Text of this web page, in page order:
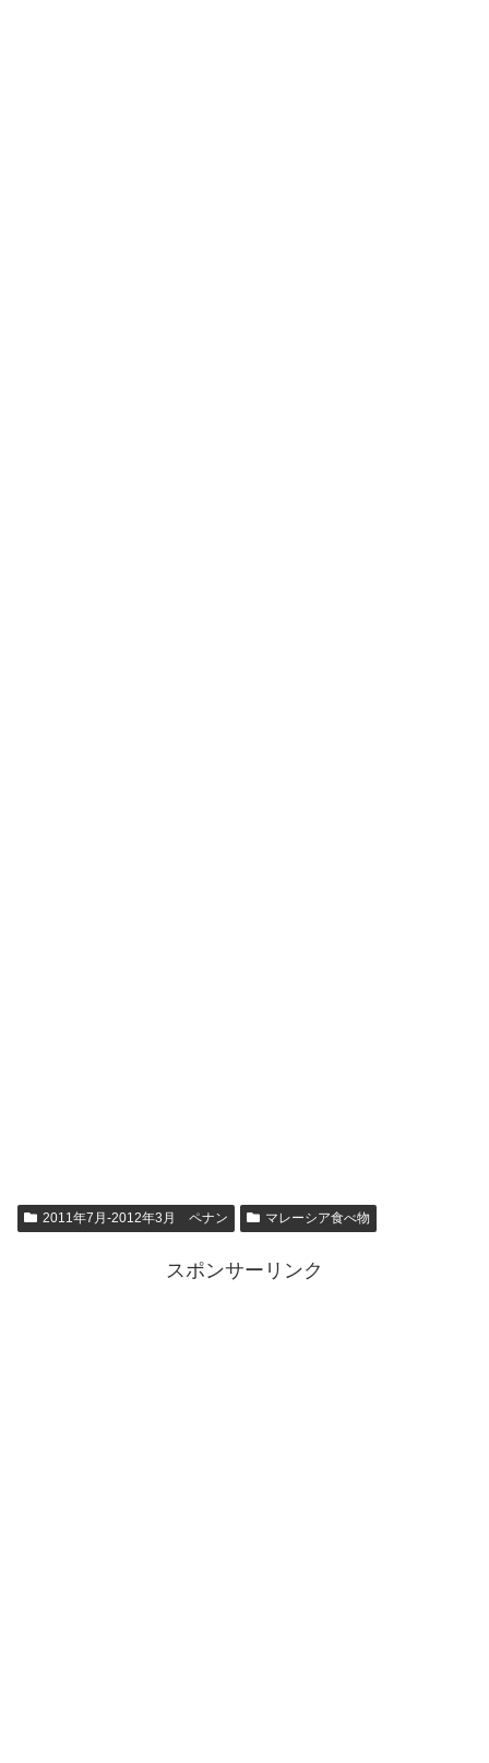
2011年7月-2012年3月 ペナン マレーシア食べ物
スポンサーリンク